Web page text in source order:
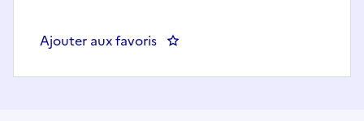
Ajouter aux favoris : Agent de Maîtrise